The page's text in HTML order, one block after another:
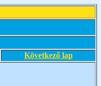
Következő lap